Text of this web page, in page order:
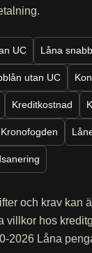
UC Låna
utan UC
Kreditkostnad
Kronofogden
och krav kan
villkor hos
2026 Låna